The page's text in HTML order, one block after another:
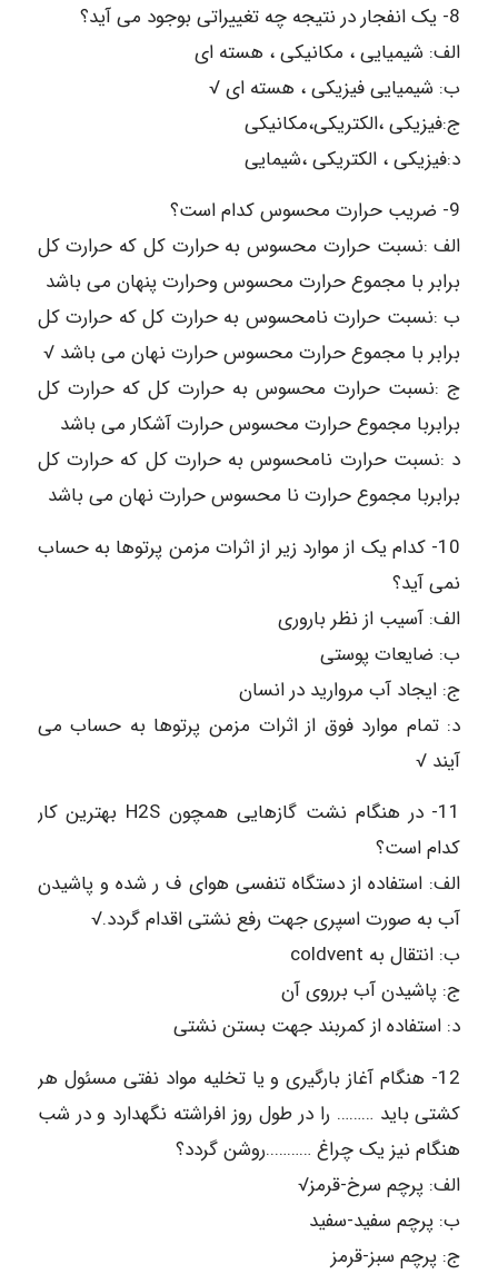
8- یک انفجار در نتیجه چه تغییراتی بوجود می آید؟
الف: شیمیایی ، مکانیکی ، هسته ای
ب: شیمیایی فیزیکی ، هسته ای √
ج:فیزیکی ،الکتریکی،مکانیکی
د:فیزیکی ، الکتریکی ،شیمایی
9- ضریب حرارت محسوس کدام است؟
الف :نسبت حرارت محسوس به حرارت کل که حرارت کل
برابر با مجموع حرارت محسوس وحرارت پنهان می باشد
ب :نسبت حرارت نامحسوس به حرارت کل که حرارت کل
برابر با مجموع حرارت محسوس حرارت نهان می باشد √
ج :نسبت حرارت محسوس به حرارت کل که حرارت کل
برابربا مجموع حرارت محسوس حرارت آشکار می باشد
د :نسبت حرارت نامحسوس به حرارت کل که حرارت کل
برابربا مجموع حرارت نا محسوس حرارت نهان می باشد
10- کدام یک از موارد زیر از اثرات مزمن پرتوها به حساب
نمی آید؟
الف: آسیب از نظر باروری
ب: ضایعات پوستی
ج: ایجاد آب مروارید در انسان
د: تمام موارد فوق از اثرات مزمن پرتوها به حساب می
آیند √
11- در هنگام نشت گازهایی همچون H2S بهترین کار
کدام است؟
الف: استفاده از دستگاه تنفسی هوای ف ر شده و پاشیدن
آب به صورت اسپری جهت رفع نشتی اقدام گردد.√
ب: انتقال به coldvent
ج: پاشیدن آب برروی آن
د: استفاده از کمربند جهت بستن نشتی
12- هنگام آغاز بارگیری و یا تخلیه مواد نفتی مسئول هر
کشتی باید ……… را در طول روز افراشته نگهدارد و در شب
هنگام نیز یک چراغ ………..روشن گردد؟
الف: پرچم سرخ-قرمز√
ب: پرچم سفید-سفید
ج: پرچم سبز-قرمز